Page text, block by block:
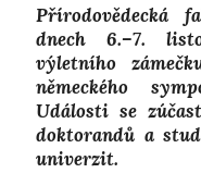
Přírodovědecká
dnech 6.–7.
výletního
německého
Události se
doktorandů a
univerzit.